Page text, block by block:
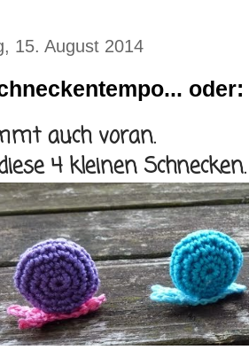
15. August 2014
auch voran.
4 kleinen Schnecken.